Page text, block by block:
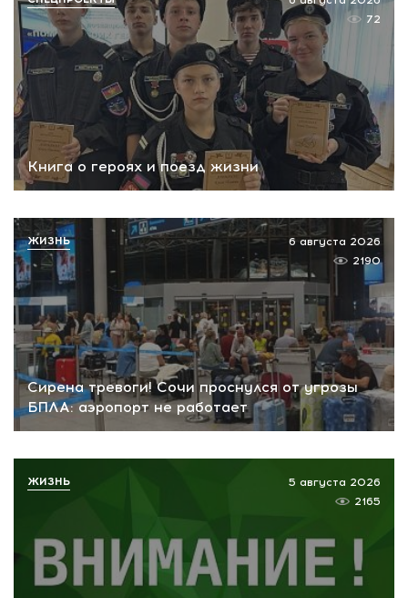
Книга о героях и поезд жизни
72
Сирена тревоги! Сочи проснулся от угрозы
БПЛА: аэропорт не работает
6 августа 2026
2190
ЖИЗНЬ
5 августа 2026
2165
ЖИЗНЬ